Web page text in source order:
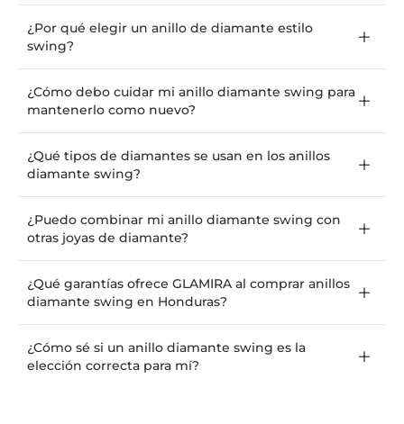
¿Por qué elegir un anillo de diamante estilo
swing?
¿Cómo debo cuidar mi anillo diamante swing para
mantenerlo como nuevo?
¿Qué tipos de diamantes se usan en los anillos
diamante swing?
¿Puedo combinar mi anillo diamante swing con
otras joyas de diamante?
¿Qué garantías ofrece GLAMIRA al comprar anillos
diamante swing en Honduras?
¿Cómo sé si un anillo diamante swing es la
elección correcta para mí?